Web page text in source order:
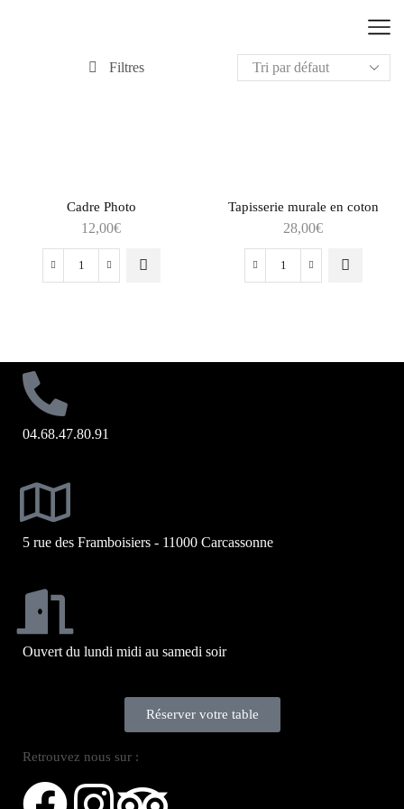
Filtres
Cadre Photo
12,00€
Tapisserie murale en coton
28,00€
04.68.47.80.91
5 rue des Framboisiers - 11000 Carcassonne
Ouvert du lundi midi au samedi soir
Réserver votre table
Retrouvez nous sur :